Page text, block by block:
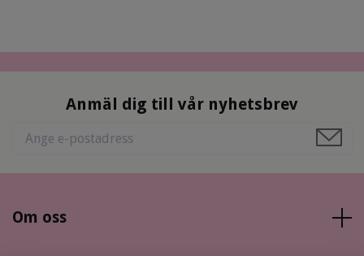
Anmäl dig till vår nyhetsbrev
Om oss